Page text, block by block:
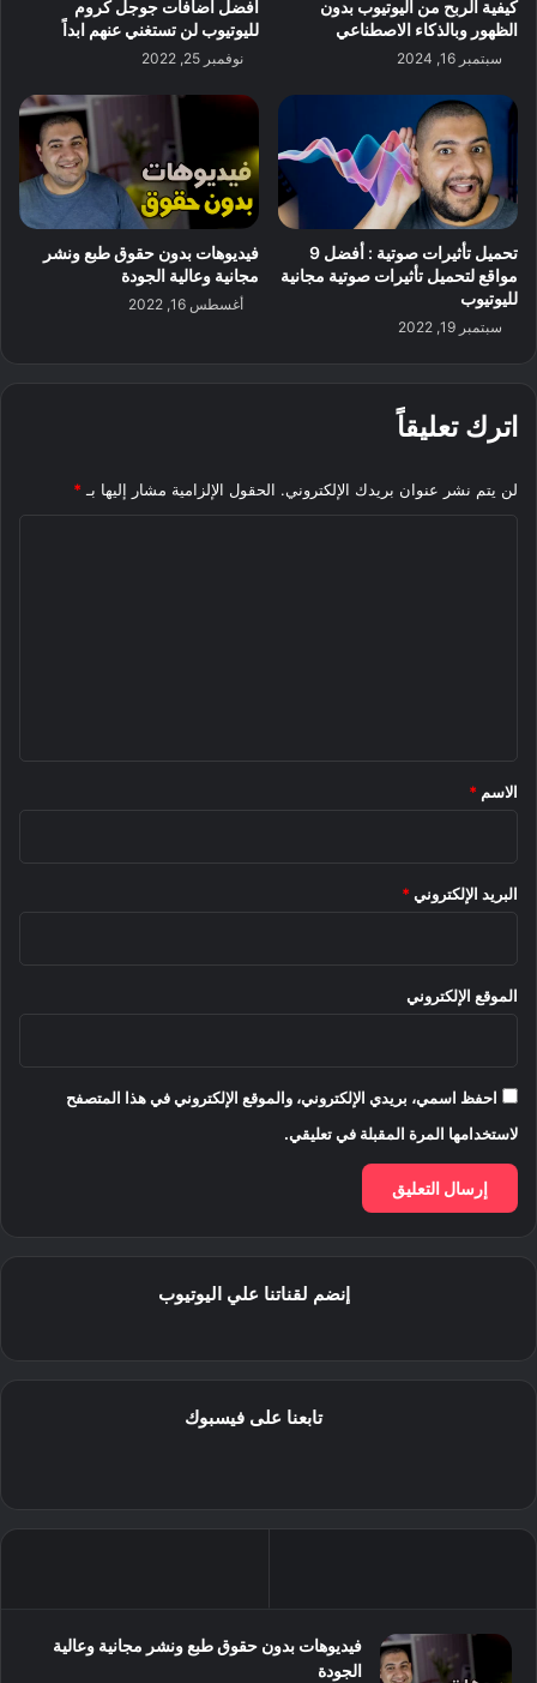
كيفية الربح من اليوتيوب بدون
الظهور وبالذكاء الاصطناعي
سبتمبر 16, 2024
أفضل اضافات جوجل كروم
لليوتيوب لن تستغني عنهم ابداً
نوفمبر 25, 2022
تحميل تأثيرات صوتية : أفضل 9
مواقع لتحميل تأثيرات صوتية مجانية
لليوتيوب
سبتمبر 19, 2022
فيديوهات بدون حقوق طبع ونشر
مجانية وعالية الجودة
أغسطس 16, 2022
اترك تعليقاً
لن يتم نشر عنوان بريدك الإلكتروني. الحقول الإلزامية مشار إليها بـ *
*
الاسم *
البريد الإلكتروني *
الموقع الإلكتروني
احفظ اسمي، بريدي الإلكتروني، والموقع الإلكتروني في هذا المتصفح
لاستخدامها المرة المقبلة في تعليقي.
إنضم لقناتنا علي اليوتيوب
تابعنا على فيسبوك
فيديوهات بدون حقوق طبع ونشر مجانية وعالية
الجودة